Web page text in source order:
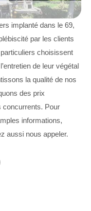
implanté dans le 69,
par les clients
choisissent
de leur végétal
la qualité de nos
des prix
concurrents. Pour
informations,
aussi nous appeler.